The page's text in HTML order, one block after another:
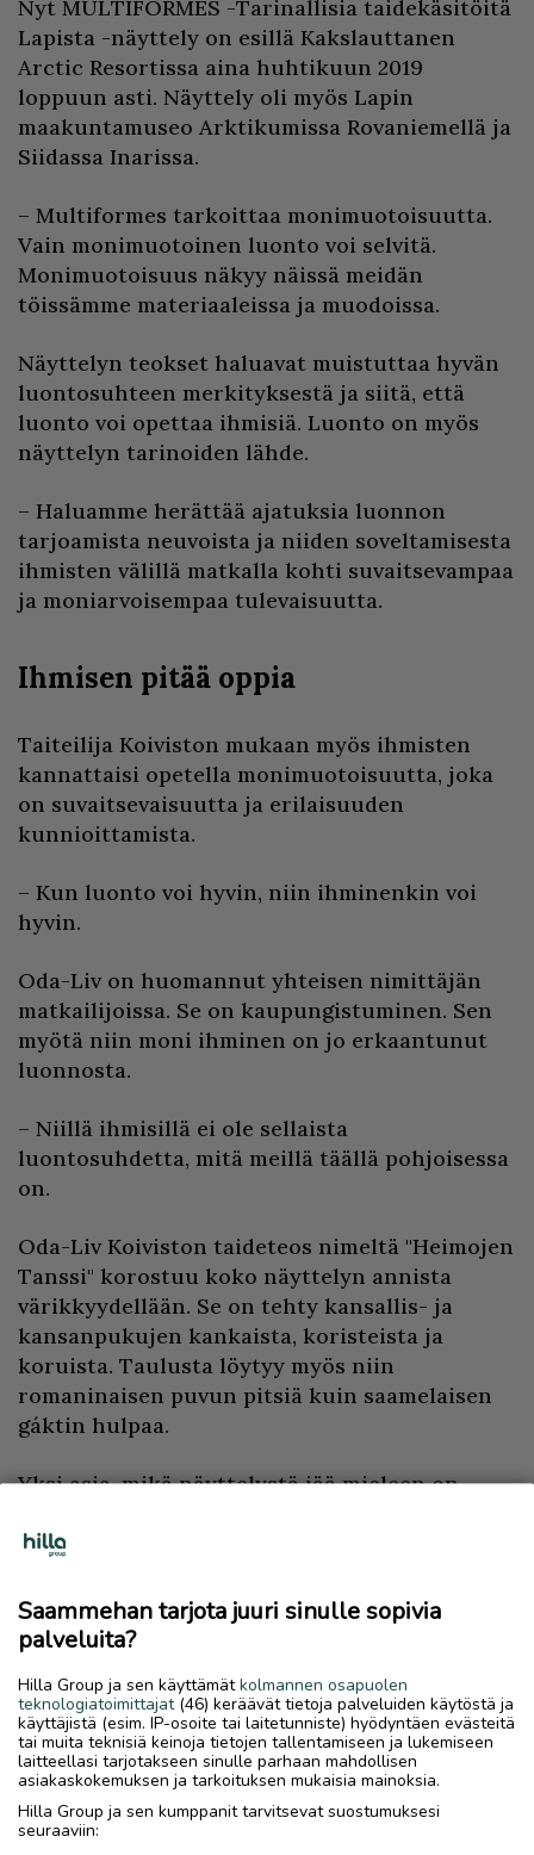
Nyt MULTIFORMES -Tarinallisia taidekäsitöitä
Lapista -näyttely on esillä Kakslauttanen
Arctic Resortissa aina huhtikuun 2019
loppuun asti. Näyttely oli myös Lapin
maakuntamuseo Arktikumissa Rovaniemellä ja
Siidassa Inarissa.
– Multiformes tarkoittaa monimuotoisuutta.
Vain monimuotoinen luonto voi selvitä.
Monimuotoisuus näkyy näissä meidän
töissämme materiaaleissa ja muodoissa.
Näyttelyn teokset haluavat muistuttaa hyvän
luontosuhteen merkityksestä ja siitä, että
luonto voi opettaa ihmisiä. Luonto on myös
näyttelyn tarinoiden lähde.
– Haluamme herättää ajatuksia luonnon
tarjoamista neuvoista ja niiden soveltamisesta
ihmisten välillä matkalla kohti suvaitsevampaa
ja moniarvoisempaa tulevaisuutta.
Ihmisen pitää oppia
Taiteilija Koiviston mukaan myös ihmisten
kannattaisi opetella monimuotoisuutta, joka
on suvaitsevaisuutta ja erilaisuuden
kunnioittamista.
– Kun luonto voi hyvin, niin ihminenkin voi
hyvin.
Oda-Liv on huomannut yhteisen nimittäjän
matkailijoissa. Se on kaupungistuminen. Sen
myötä niin moni ihminen on jo erkaantunut
luonnosta.
– Niillä ihmisillä ei ole sellaista
luontosuhdetta, mitä meillä täällä pohjoisessa
on.
Oda-Liv Koiviston taideteos nimeltä "Heimojen
Tanssi" korostuu koko näyttelyn annista
värikkyydellään. Se on tehty kansallis- ja
kansanpukujen kankaista, koristeista ja
koruista. Taulusta löytyy myös niin
romaninaisen puvun pitsiä kuin saamelaisen
gáktin hulpaa.
Yksi asia, mikä näyttelystä jää mieleen on
isälle
luvun alussa Inarin kirkolla nuori mies Odert
nousi linja-autosta suksineen ja
välillä tekemään polttopuita. Hän piti koko
ajan reissuillansa päiväkirjaa. Tämä
päiväkirjamerkintä on tehty Utsjoella
14.4.1954.
"Hieno sää. Pakkasta ja aurinkoista. Ailigas-
Saammehan tarjota juuri sinulle sopivia
palveluita?
Hilla Group ja sen käyttämätkolmannen osapuolen
teknologiatoimittajat(46) keräävät tietoja palveluiden käytöstä ja
käyttäjistä (esim. IP-osoite tai laitetunniste) hyödyntäen evästeitä
tai muita teknisiä keinoja tietojen tallentamiseen ja lukemiseen
laitteellasi tarjotakseen sinulle parhaan mahdollisen
asiakaskokemuksen ja tarkoituksen mukaisia mainoksia.
Hilla Group ja sen kumppanit tarvitsevat suostumuksesi
seuraaviin: